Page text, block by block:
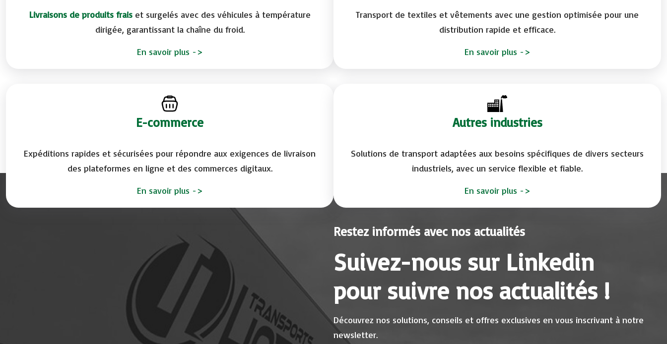
Livraisons de produits fraiset surgelés avec des véhicules à température
dirigée, garantissant la chaîne du froid.
En savoir plus ->
Transport de textiles et vêtements avec une gestion optimisée pour une
distribution rapide et efficace.
En savoir plus ->
E-commerce
Expéditions rapides et sécurisées pour répondre aux exigences de livraison
des plateformes en ligne et des commerces digitaux.
En savoir plus ->
Autres industries
Solutions de transport adaptées aux besoins spécifiques de divers secteurs
industriels, avec un service flexible et fiable.
En savoir plus ->
Restez informés avec nos actualités
Suivez-nous sur Linkedin
pour suivre nos actualités !
Découvrez nos solutions, conseils et offres exclusives en vous inscrivant à notre
newsletter.